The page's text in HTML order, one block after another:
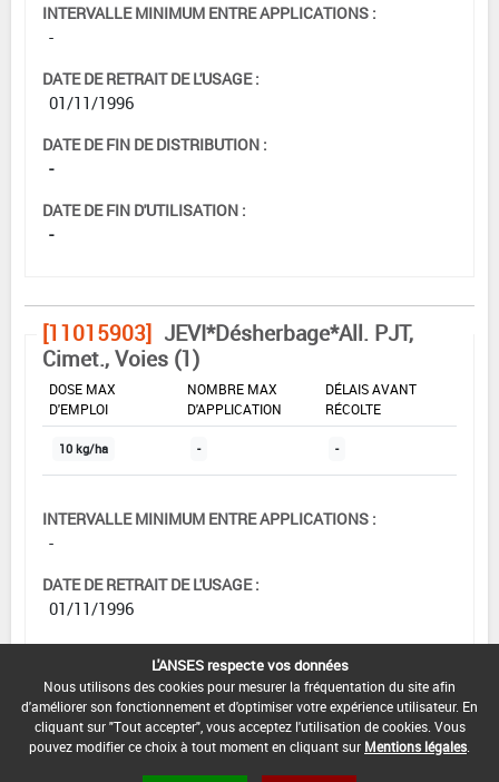
INTERVALLE MINIMUM ENTRE APPLICATIONS :
-
DATE DE RETRAIT DE L'USAGE :
01/11/1996
DATE DE FIN DE DISTRIBUTION :
-
DATE DE FIN D'UTILISATION :
-
[11015903] JEVI*Désherbage*All. PJT,
Cimet., Voies (1)
DOSE MAX
D'EMPLOI
NOMBRE MAX
D'APPLICATION
DÉLAIS AVANT
RÉCOLTE
10 kg/ha - -
INTERVALLE MINIMUM ENTRE APPLICATIONS :
-
DATE DE RETRAIT DE L'USAGE :
01/11/1996
DATE DE FIN DE DISTRIBUTION :
DATE DE FIN D'UTILISATION :
-
L'ANSES respecte vos données
Nous utilisons des cookies pour mesurer la fréquentation du site afin
d'améliorer son fonctionnement et d'optimiser votre expérience utilisateur. En
cliquant sur "Tout accepter", vous acceptez l'utilisation de cookies. Vous
pouvez modifier ce choix à tout moment en cliquant sur Mentions légales